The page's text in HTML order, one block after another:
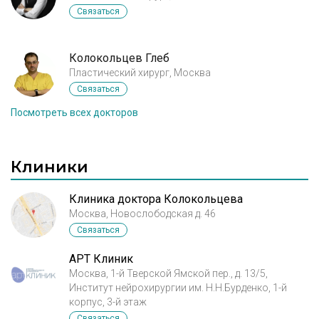
вскармливания, т.к. в будущем я планирую иметь
возможно ли вмешательство с минимальными
последствиями для функции грудного
вскармливания. Также прошу назвать
понимаю, что каждый случай индивидуален,
Связаться
Колокольцев Глеб
Пластический хирург, Москва
Связаться
Посмотреть всех докторов
Клиники
Клиника доктора Колокольцева
Москва, Новослободская д. 46
Связаться
АРТ Клиник
Москва, 1-й Тверской Ямской пер., д. 13/5,
Институт нейрохирургии им. Н.Н.Бурденко, 1-й
корпус, 3-й этаж